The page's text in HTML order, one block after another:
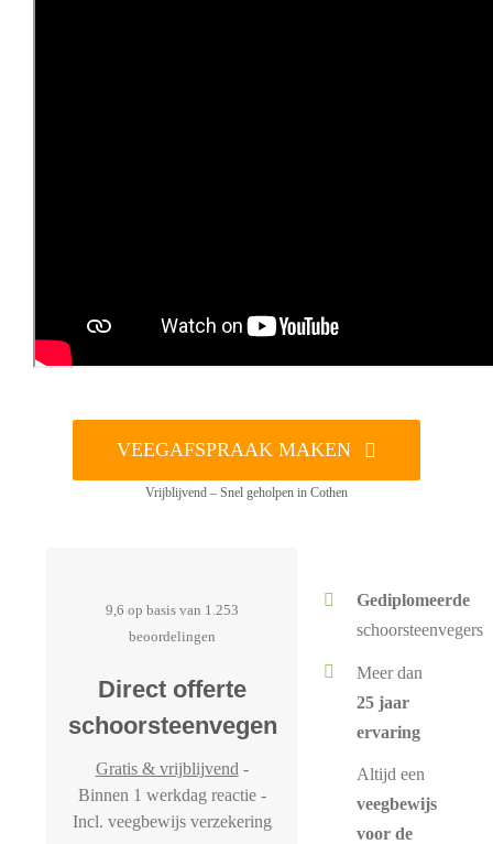
VEEGAFSPRAAK MAKEN
Vrijblijvend – Snel geholpen in Cothen
9,6 op basis van 1.253
beoordelingen
Direct offerte
schoorsteenvegen
Gratis & vrijblijvend-
Binnen 1 werkdag reactie -
Incl. veegbewijs verzekering
Gediplomeerde
schoorsteenvegers
Meer dan
25 jaar
ervaring
Altijd een
veegbewijs
voor de